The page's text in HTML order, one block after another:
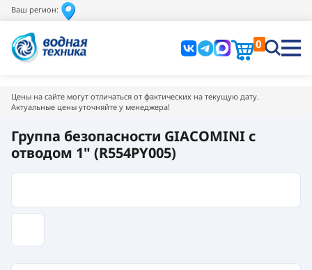
Ваш регион:
0
Цены на сайте могут отличаться от фактических на текущую дату.
Актуальные цены уточняйте у менеджера!
Группа безопасности GIACOMINI с
отводом 1" (R554PY005)